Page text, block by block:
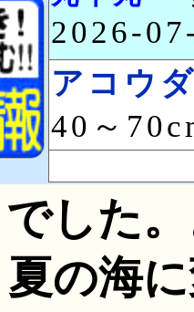
2026-
アコウ
40～
した
の海